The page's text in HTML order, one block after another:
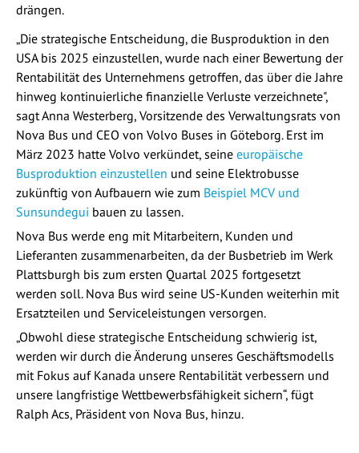
drängen.
„Die strategische Entscheidung, die Busproduktion in den
USA bis 2025 einzustellen, wurde nach einer Bewertung der
Rentabilität des Unternehmens getroffen, das über die Jahre
hinweg kontinuierliche finanzielle Verluste verzeichnete",
sagt Anna Westerberg, Vorsitzende des Verwaltungsrats von
Nova Bus und CEO von Volvo Buses in Göteborg. Erst im
März 2023 hatte Volvo verkündet, seine europäische
Busproduktion einzustellen und seine Elektrobusse
zukünftig von Aufbauern wie zum Beispiel MCV und
Sunsundegui bauen zu lassen.
Nova Bus werde eng mit Mitarbeitern, Kunden und
Lieferanten zusammenarbeiten, da der Busbetrieb im Werk
Plattsburgh bis zum ersten Quartal 2025 fortgesetzt
werden soll. Nova Bus wird seine US-Kunden weiterhin mit
Ersatzteilen und Serviceleistungen versorgen.
„Obwohl diese strategische Entscheidung schwierig ist,
werden wir durch die Änderung unseres Geschäftsmodells
mit Fokus auf Kanada unsere Rentabilität verbessern und
unsere langfristige Wettbewerbsfähigkeit sichern“, fügt
Ralph Acs, Präsident von Nova Bus, hinzu.